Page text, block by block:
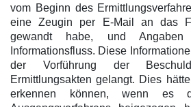
vom Beginn des
eine Zeugin per E-Mail an das
gewandt habe, und Angaben
Informationsfluss. Diese
der Vorführung der
Ermittlungsakten gelangt. Dies
erkennen können, wenn es